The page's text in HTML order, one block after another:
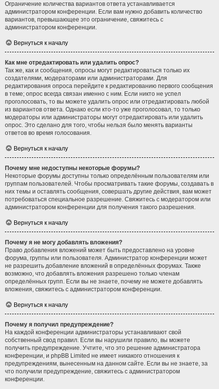
Ограничение количества вариантов ответа устанавливается
администратором конференции. Если вам нужно добавить количество
вариантов, превышающее это ограничение, свяжитесь с
администратором конференции.
Вернуться к началу
Как мне отредактировать или удалить опрос?
Так же, как и сообщения, опросы могут редактироваться только их
создателями, модераторами или администраторами. Для
редактирования опроса перейдите к редактированию первого сообщения
в теме; опрос всегда связан именно с ним. Если никто не успел
проголосовать, то вы можете удалить опрос или отредактировать любой
из вариантов ответа. Однако если кто-то уже проголосовал, то только
модераторы или администраторы могут отредактировать или удалить
опрос. Это сделано для того, чтобы нельзя было менять варианты
ответов во время голосования.
Вернуться к началу
Почему мне недоступны некоторые форумы?
Некоторые форумы доступны только определённым пользователям или
группам пользователей. Чтобы просматривать такие форумы, создавать в
них темы и оставлять сообщения, совершать другие действия, вам может
потребоваться специальное разрешение. Свяжитесь с модератором или
администратором конференции для получения такого разрешения.
Вернуться к началу
Почему я не могу добавлять вложения?
Право добавления вложений может быть предоставлено на уровне
форума, группы или пользователя. Администратор конференции может
не разрешить добавление вложений в определённых форумах. Также
возможно, что добавлять вложения разрешено только членам
определённых групп. Если вы не знаете, почему не можете добавлять
вложения, свяжитесь с администратором конференции.
Вернуться к началу
Почему я получил предупреждение?
На каждой конференции администраторы устанавливают свой
собственный свод правил. Если вы нарушили правило, вы можете
получить предупреждение. Учтите, что это решение администратора
конференции, и phpBB Limited не имеет никакого отношения к
предупреждениям, вынесенным на данном сайте. Если вы не знаете, за
что получили предупреждение, свяжитесь с администратором
конференции.